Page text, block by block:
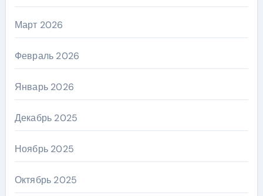
Март 2026
Февраль 2026
Январь 2026
Декабрь 2025
Ноябрь 2025
Октябрь 2025